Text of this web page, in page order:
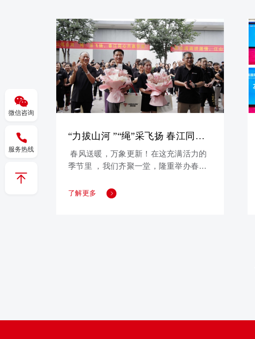
董事长发表致辞，感慨万千，他表示，
看到现场新老伙伴齐聚，内心满是感动
与自豪。回顾了2025年公司攻坚
“力拔山河 ”“绳”采飞扬 春江同心
共赢梦想！
春风送暖，万象更新！在这充满活力的
季节里 ，我们齐聚一堂，隆重举办春江
过比赛活动，促进了部门间的交流协
了解更多
微信咨询
服务热线